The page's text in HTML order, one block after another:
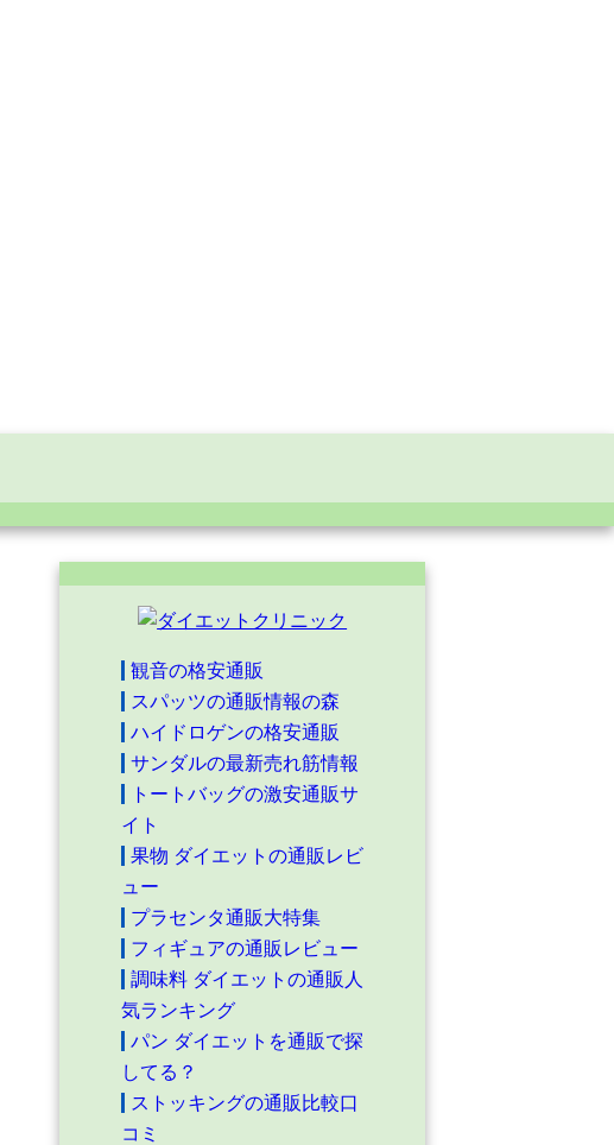
観音の格安通販
スパッツの通販情報の森
ハイドロゲンの格安通販
サンダルの最新売れ筋情報
トートバッグの激安通販サ
イト
果物 ダイエットの通販レビ
ュー
プラセンタ通販大特集
フィギュアの通販レビュー
調味料 ダイエットの通販人
気ランキング
パン ダイエットを通販で探
してる？
ストッキングの通販比較口
コミ